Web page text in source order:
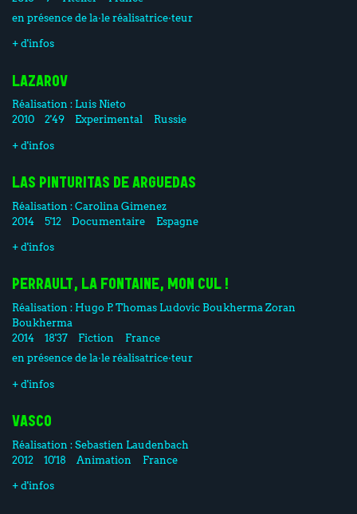
en présence de la·le réalisatrice·teur
+ d'infos
LAZAROV
Réalisation : Luis Nieto
2010
2'49 Experimental Russie
+ d'infos
LAS PINTURITAS DE ARGUEDAS
Réalisation :Carolina Gimenez
2014
5'12 Documentaire Espagne
+ d'infos
PERRAULT, LA FONTAINE, MON CUL !
Réalisation : Hugo P. Thomas Ludovic Boukherma Zoran
Boukherma
2014
18'37 Fiction
France
en présence de la·le réalisatrice·teur
+ d'infos
VASCO
Réalisation :Sebastien Laudenbach
2012
10'18 Animation France
+ d'infos